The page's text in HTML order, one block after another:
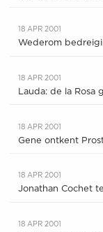
18 APR 2001
Wederom
18 APR 2001
Lauda: de la Rosa
18 APR 2001
Gene ontkent
18 APR 2001
Jonathan Cochet
18 APR 2001